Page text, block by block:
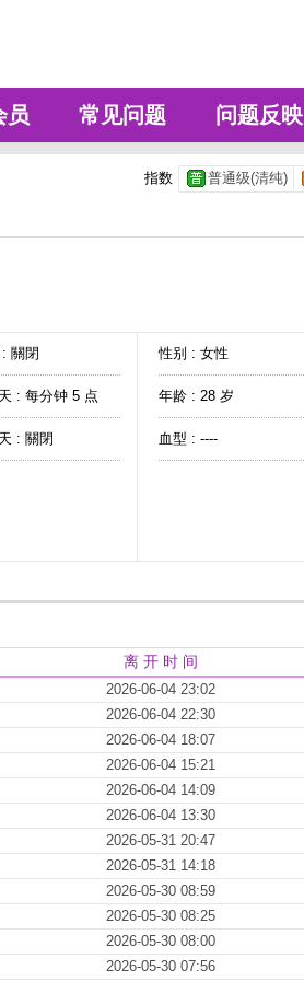
员 常见问题 问题反映
指数 普通级(清纯)
關閉
: 每分钟 5 点
: 關閉
性别 : 女性
年龄 : 28 岁
血型 : ----
离 开 时 间
2026-06-04 23:02
2026-06-04 22:30
2026-06-04 18:07
2026-06-04 15:21
2026-06-04 14:09
2026-06-04 13:30
2026-05-31 20:47
2026-05-31 14:18
2026-05-30 08:59
2026-05-30 08:25
2026-05-30 08:00
2026-05-30 07:56